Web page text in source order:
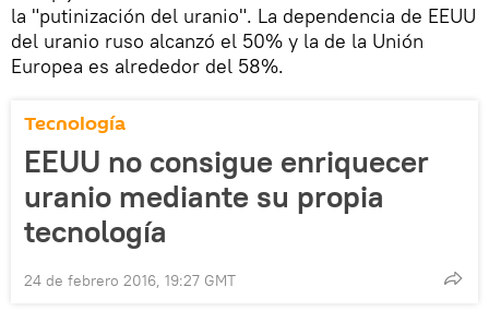
la "putinización del uranio". La dependencia de EEUU
del uranio ruso alcanzó el 50% y la de la Unión
Europea es alrededor del 58%.
Tecnología
EEUU no consigue enriquecer
uranio mediante su propia
tecnología
24 de febrero 2016, 19:27 GMT